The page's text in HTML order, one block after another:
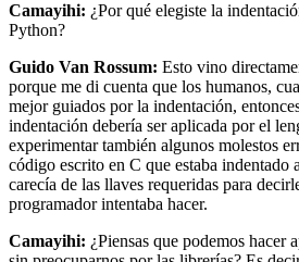
Camayihi: ¿Por qué elegiste la
Python?
Guido Van Rossum: Esto vino
porque me di cuenta que los humanos,
mejor guiados por la indentación,
indentación debería ser aplicada por el
experimentar también algunos molestos
código escrito en C que estaba indentado
carecía de las llaves requeridas para
programador intentaba hacer.
Camayihi: ¿Piensas que podemos hacer